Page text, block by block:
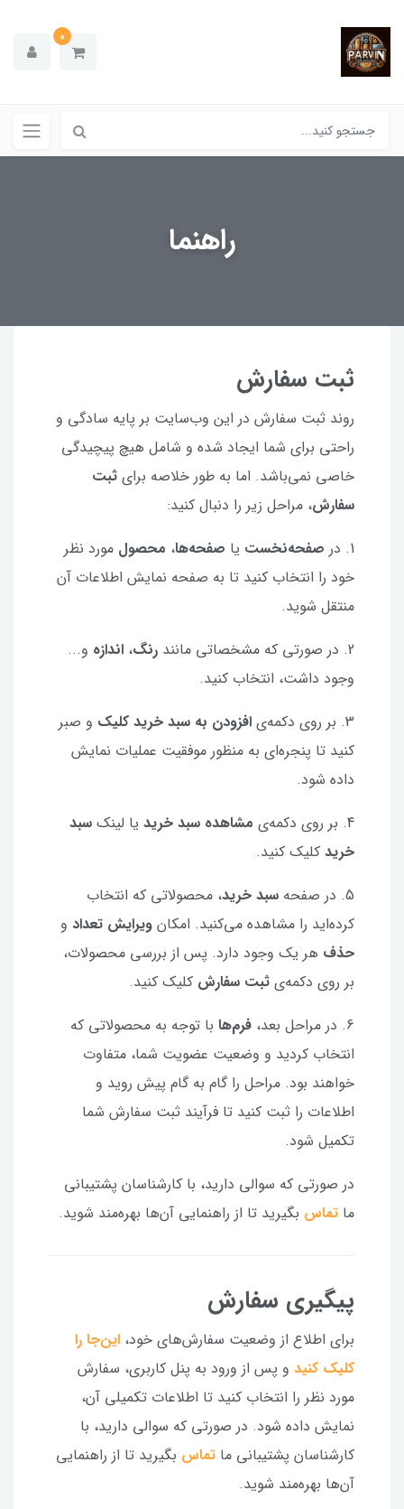
0
راهنما
ثبت سفارش
روند ثبت سفارش در این وب‌سایت بر پایه سادگی و
راحتی برای شما ایجاد شده و شامل هیچ پیچیدگی
خاصی نمی‌باشد. اما به طور خلاصه برای ثبت
سفارش، مراحل زیر را دنبال کنید:
1. در
صفحه‌نخست یا صفحه‌ها، محصول مورد نظر
خود را انتخاب کنید تا به صفحه نمایش اطلاعات آن
منتقل شوید.
2. در صورتی که مشخصاتی مانند
رنگ، اندازه و...
وجود داشت، انتخاب کنید.
3. بر روی دکمه‌ی
افزودن به سبد خرید کلیک و صبر
کنید تا پنجره‌ای به منظور موفقیت عملیات نمایش
داده شود.
4. بر روی دکمه‌ی
مشاهده سبد خرید یا لینک سبد
خرید کلیک کنید.
5. در صفحه
سبد خرید، محصولاتی که انتخاب
کرده‌اید را مشاهده می‌کنید. امکان ویرایش تعداد و
حذف هر یک وجود دارد. پس از بررسی محصولات،
بر روی دکمه‌ی ثبت سفارش کلیک کنید.
6. در مراحل بعد،
فرم‌ها با توجه به محصولاتی که
انتخاب کردید و وضعیت عضویت شما، متفاوت
خواهند بود. مراحل را گام به گام پیش روید و
اطلاعات را ثبت کنید تا فرآیند ثبت سفارش شما
تکمیل شود.
در صورتی که سوالی دارید، با کارشناسان پشتیبانی
ما تماس بگیرید تا از راهنمایی آن‌ها بهره‌مند شوید.
پیگیری سفارش
برای اطلاع از وضعیت سفارش‌های خود، این‌جا را
کلیک کنید و پس از ورود به پنل کاربری، سفارش
مورد نظر را انتخاب کنید تا اطلاعات تکمیلی آن،
نمایش داده شود. در صورتی که سوالی دارید، با
کارشناسان پشتیبانی ما تماس بگیرید تا از راهنمایی
آن‌ها بهره‌مند شوید.